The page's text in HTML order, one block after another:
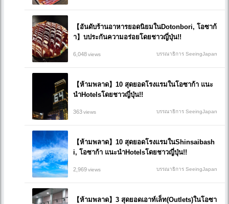
【อันดับร้านอาหารยอดนิยมในDotonbori, โอซาก้
า】บประกันความอร่อยโดยชาวญี่ปุ่น!!
6,048views บรรณาธิการ SeeingJapan
【ห้ามพลาด】10 สุดยอดโรงแรมในโอซาก้า แนะ
นำHotelsโดยชาวญี่ปุ่น!!
363views บรรณาธิการ SeeingJapan
【ห้ามพลาด】10 สุดยอดโรงแรมในShinsaibash
i, โอซาก้า แนะนำHotelsโดยชาวญี่ปุ่น!!
2,969views บรรณาธิการ SeeingJapan
【ห้ามพลาด】3 สุดยอดเอาท์เล็ท(Outlets)ในโอซา